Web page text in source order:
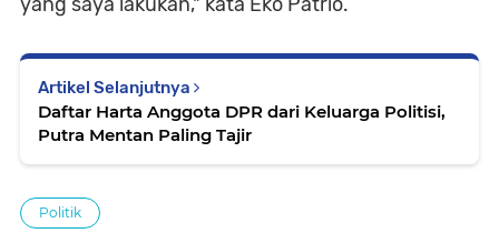
Artikel Selanjutnya
Daftar Harta Anggota DPR dari Keluarga Politisi,
Putra Mentan Paling Tajir
Politik